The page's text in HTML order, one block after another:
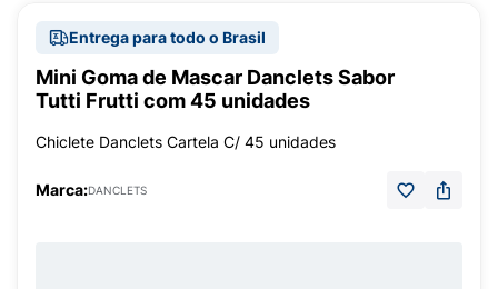
Entrega para todo o Brasil
Mini Goma de Mascar Danclets Sabor
Tutti Frutti com 45 unidades
Chiclete Danclets Cartela C/ 45 unidades
Marca:DANCLETS